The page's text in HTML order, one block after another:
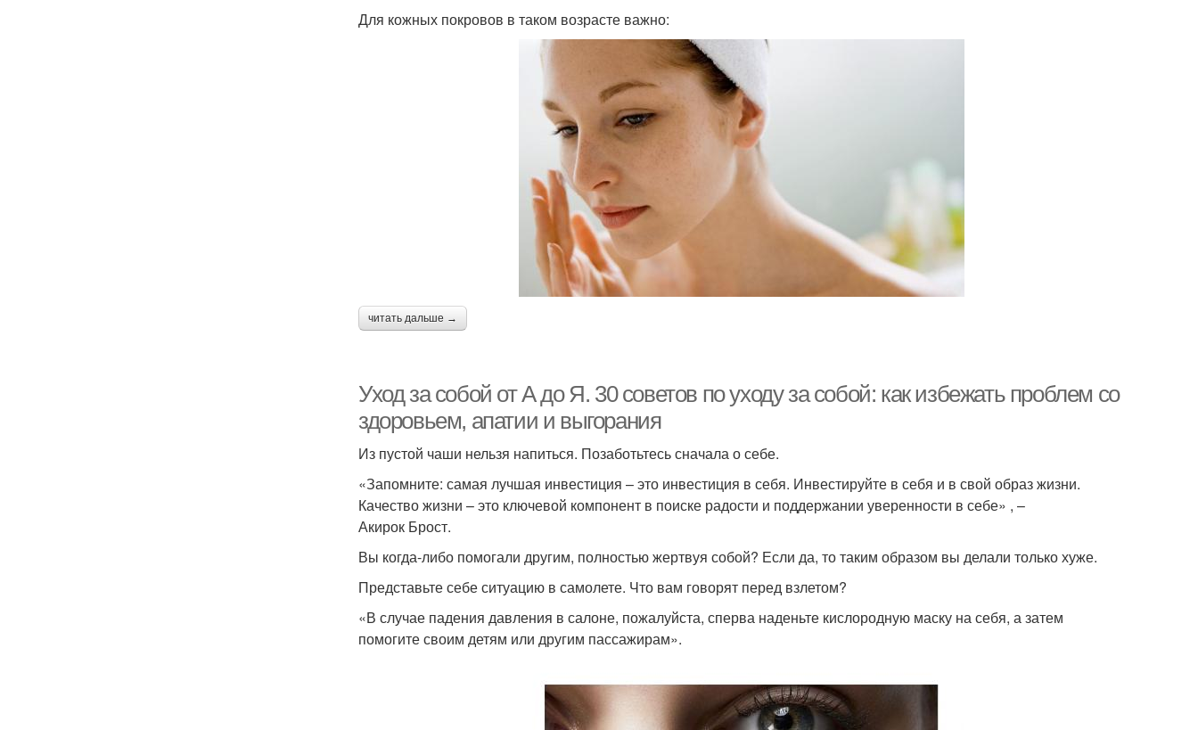
Для кожных покровов в таком возрасте важно:
читать дальше →
Уход за собой от А до Я. 30 советов по уходу за собой: как избежать проблем со
здоровьем, апатии и выгорания
Из пустой чаши нельзя напиться. Позаботьтесь сначала о себе.
«Запомните: самая лучшая инвестиция – это инвестиция в себя. Инвестируйте в себя и в свой образ жизни.
Качество жизни – это ключевой компонент в поиске радости и поддержании уверенности в себе» , –
Акирок Брост.
Вы когда-либо помогали другим, полностью жертвуя собой? Если да, то таким образом вы делали только хуже.
Представьте себе ситуацию в самолете. Что вам говорят перед взлетом?
«В случае падения давления в салоне, пожалуйста, сперва наденьте кислородную маску на себя, а затем
помогите своим детям или другим пассажирам».